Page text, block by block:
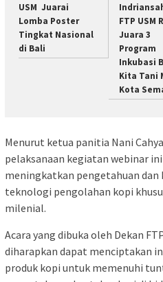
USM Juarai
Lomba Poster
Tingkat Nasional
di Bali
FTP USM
Juara 3
Program
Inkubasi
Kita Tani
Kota
Menurut ketua panitia Nani
pelaksanaan kegiatan webinar
meningkatkan pengetahuan
teknologi pengolahan kopi
milenial.
Acara yang dibuka oleh Dekan
diharapkan dapat menciptakan
produk kopi untuk memenuhi